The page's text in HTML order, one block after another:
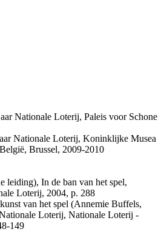
Nationale Loterij, Paleis voor Schone
Nationale Loterij, Koninklijke Musea
Brussel, 2009-2010
leiding), In de ban van het spel,
Loterij, 2004, p. 288
van het spel (Annemie Buffels,
Loterij, Nationale Loterij -
149